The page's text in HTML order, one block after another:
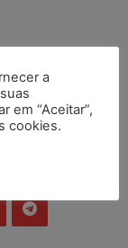
a
em “Aceitar”,
cookies.